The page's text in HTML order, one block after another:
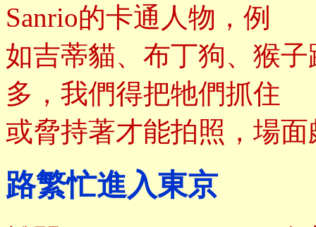
Sanrio的卡通人物，例
如吉蒂貓、布丁狗、猴
多，我們得把牠們抓住
或脅持著才能拍照，場
路繁忙進入東京